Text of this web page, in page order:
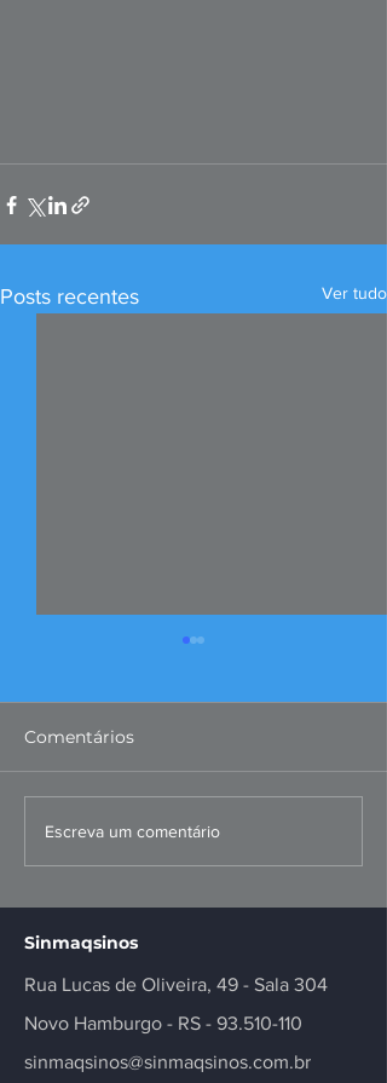
Posts recentes Ver tudo
FIERGS: corte da Selic é
positivo, mas
Comentários
Escreva um comentário
Sinmaqsinos
Rua Lucas de Oliveira, 49 - Sala 304
Novo Hamburgo - RS - 93.510-110
sinmaqsinos@sinmaqsinos.com.br